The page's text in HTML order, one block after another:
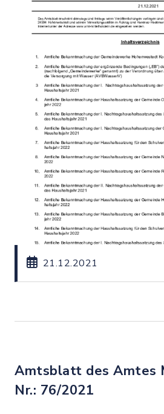
21.12.2021
Amtsblatt des Amtes
Nr.: 76/2021